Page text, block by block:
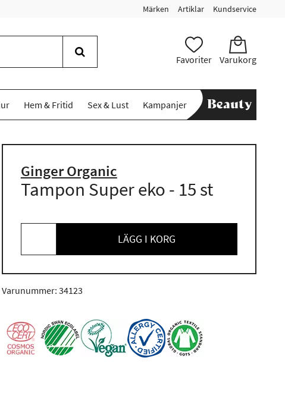
Märken Artiklar Kundservice
Favoriter Varukorg
Hem & Fritid Sex & Lust Kampanjer
Ginger Organic
Tampon Super eko - 15 st
LÄGG I KORG
Varunummer: 34123